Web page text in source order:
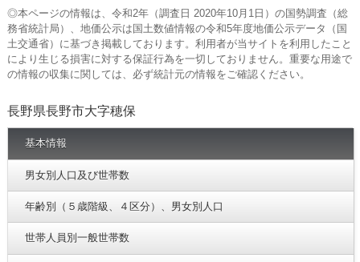
◎本ページの情報は、令和2年（調査日 2020年10月1日）の国勢調査（総
務省統計局）、地価公示は国土数値情報の令和5年度地価公示データ（国
土交通省）に基づき掲載しております。利用者が当サイトを利用したこと
により生じる損害に対する保証行為を一切しておりません。重要な用途で
の情報の収集に関しては、必ず統計元の情報をご確認ください。
長野県長野市大字穂保
基本情報
男女別人口及び世帯数
年齢別（５歳階級、４区分）、男女別人口
世帯人員別一般世帯数